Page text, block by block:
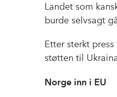
Landet som
burde selvsagt
Etter sterkt
støtten til
Norge inn i EU